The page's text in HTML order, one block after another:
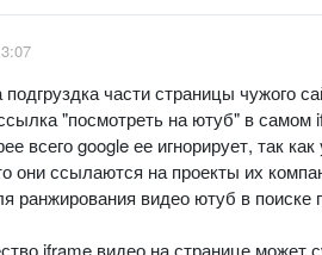
части страницы чужого
"посмотреть на ютуб" в самом
всего google ее игнорирует, так
они ссылаются на проекты их
ранжирования видео ютуб в поиске